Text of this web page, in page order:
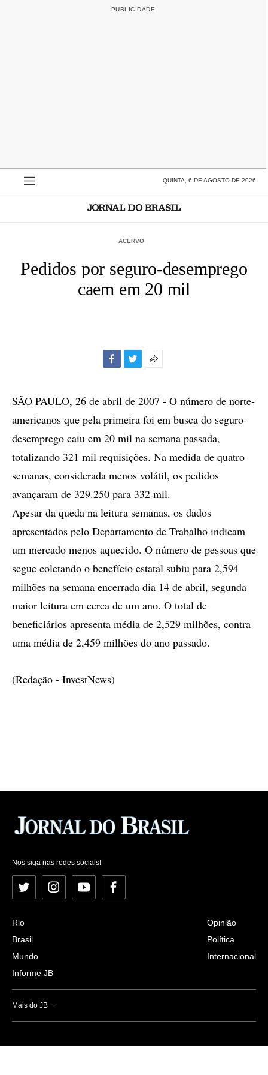
QUINTA, 6 DE AGOSTO DE 2026
ACERVO
Pedidos por seguro-desemprego
caem em 20 mil
compartilhamento
SÃO PAULO, 26 de abril de 2007 - O número de norte-
americanos que pela primeira foi em busca do seguro-
desemprego caiu em 20 mil na semana passada,
totalizando 321 mil requisições. Na medida de quatro
semanas, considerada menos volátil, os pedidos
avançaram de 329.250 para 332 mil.
Apesar da queda na leitura semanas, os dados
apresentados pelo Departamento de Trabalho indicam
um mercado menos aquecido. O número de pessoas que
segue coletando o benefício estatal subiu para 2,594
milhões na semana encerrada dia 14 de abril, segunda
maior leitura em cerca de um ano. O total de
beneficiários apresenta média de 2,529 milhões, contra
uma média de 2,459 milhões do ano passado.
(Redação - InvestNews)
Nos siga nas redes sociais!
Twitter InstagramYouTubeFacebook
Rio
Brasil
Mundo
Informe JB
Opinião
Política
Internacional
Mais do JB
Esportes